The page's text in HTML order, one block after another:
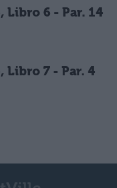
Libro 6 - Par. 14
Libro 7 - Par. 4